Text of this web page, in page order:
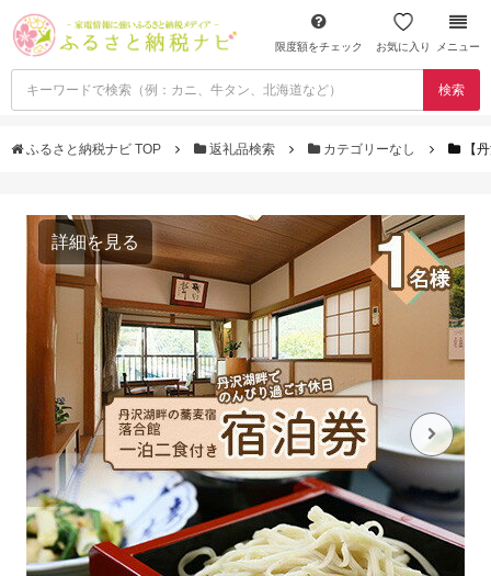
限度額をチェック お気に入り メニュー
検索
ふるさと納税ナビ TOP 返礼品検索 カテゴリーなし 【
詳細を見る